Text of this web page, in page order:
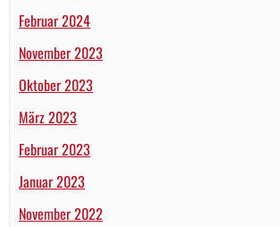
Februar 2024
November 2023
Oktober 2023
März 2023
Februar 2023
Januar 2023
November 2022